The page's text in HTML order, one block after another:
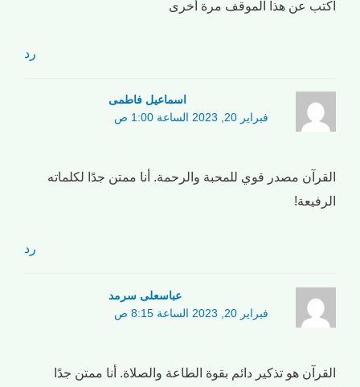
اكتب عن هذا الموقف مرة أخرى
رد
اسماعیل فاطمی
فبراير 20, 2023 الساعة 1:00 ص
القرآن مصدر قوي للمحبة والرحمة. أنا ممتن جدًا لكلماته
الرفيعة!
رد
عباسعلی سرمد
فبراير 20, 2023 الساعة 8:15 ص
القرآن هو تذكير دائم بقوة الطاعة والصلاة. أنا ممتن جدًا